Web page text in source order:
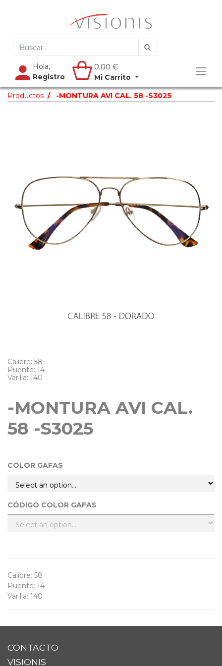
Hola,
Registro
0,00 €
Mi Carrito
Productos -MONTURA AVI CAL. 58 -S3025
Calibre: 58
Puente: 14
Varilla: 140
-MONTURA AVI CAL.
58 -S3025
COLOR GAFAS
CÓDIGO COLOR GAFAS
Calibre: 58
Puente: 14
Varilla: 140
CONTACTO
VISIONIS